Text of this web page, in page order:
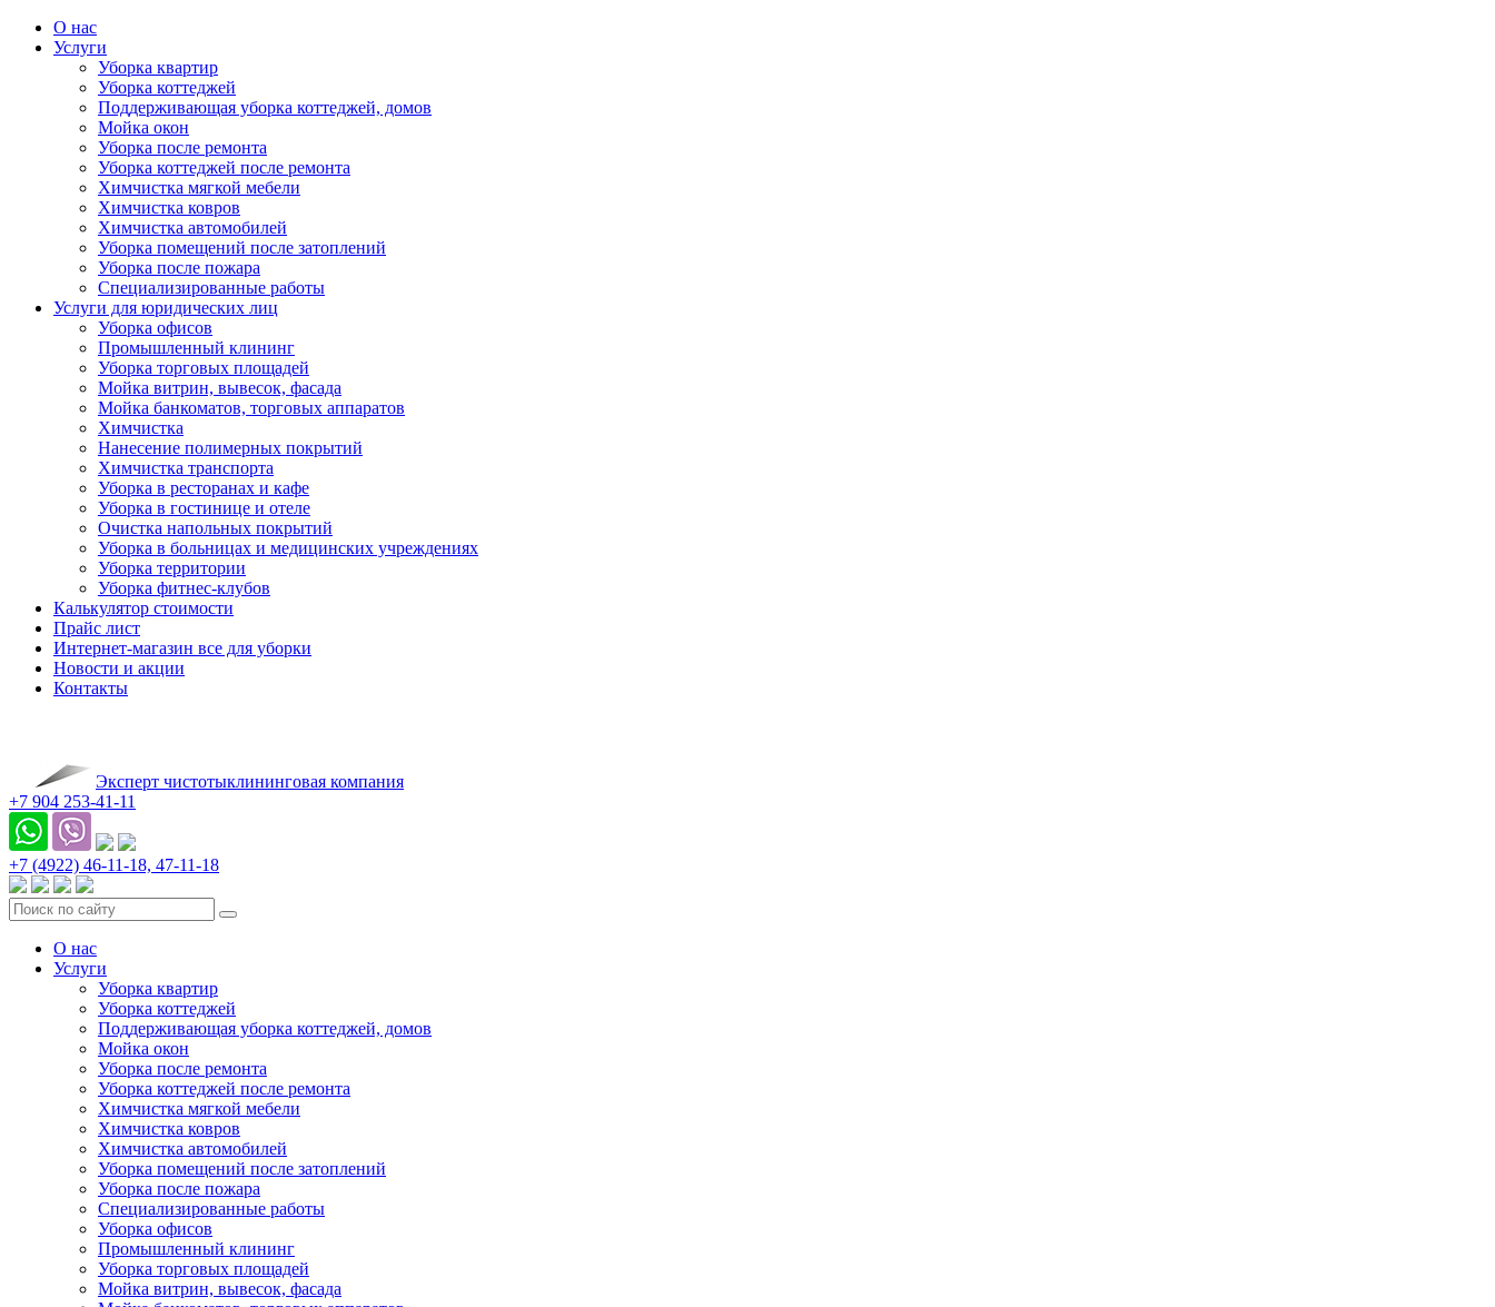
О нас
Услуги
Уборка квартир
Уборка коттеджей
Поддерживающая уборка коттеджей, домов
Мойка окон
Уборка после ремонта
Уборка коттеджей после ремонта
Химчистка мягкой мебели
Химчистка ковров
Химчистка автомобилей
Уборка помещений после затоплений
Уборка после пожара
Специализированные работы
Услуги для юридических лиц
Уборка офисов
Промышленный клининг
Уборка торговых площадей
Мойка витрин, вывесок, фасада
Мойка банкоматов, торговых аппаратов
Химчистка
Нанесение полимерных покрытий
Химчистка транспорта
Уборка в ресторанах и кафе
Уборка в гостинице и отеле
Очистка напольных покрытий
Уборка в больницах и медицинских учреждениях
Уборка территории
Уборка фитнес-клубов
Калькулятор стоимости
Прайс лист
Интернет-магазин все для уборки
Новости и акции
Контакты
Эксперт чистотыклининговая компания
+7 904 253-41-11
+7 (4922) 46-11-18, 47-11-18
О нас
Услуги
Уборка квартир
Уборка коттеджей
Поддерживающая уборка коттеджей, домов
Мойка окон
Уборка после ремонта
Уборка коттеджей после ремонта
Химчистка мягкой мебели
Химчистка ковров
Химчистка автомобилей
Уборка помещений после затоплений
Уборка после пожара
Специализированные работы
Уборка офисов
Промышленный клининг
Уборка торговых площадей
Мойка витрин, вывесок, фасада